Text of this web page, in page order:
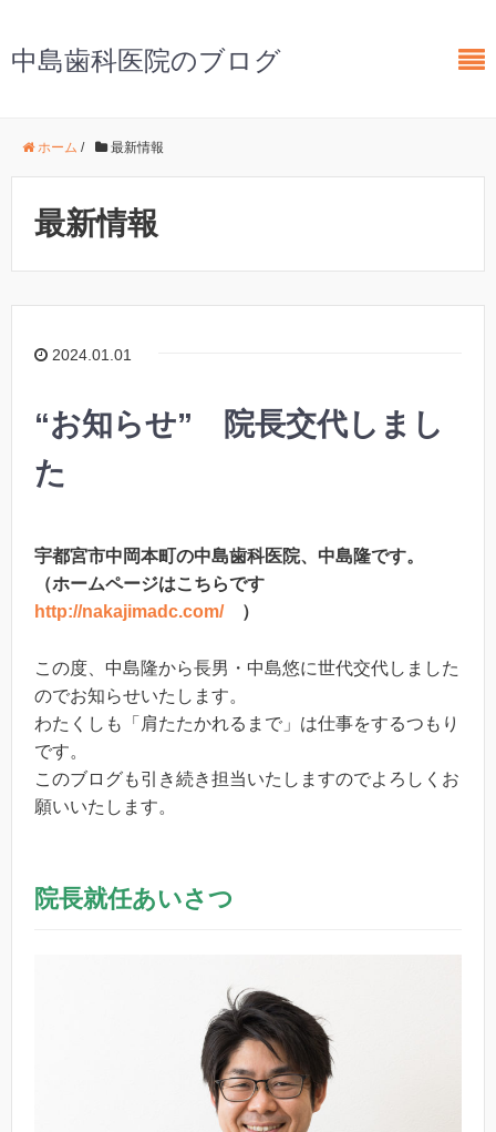
中島歯科医院のブログ
ホーム / 最新情報
最新情報
2024.01.01
“お知らせ” 院長交代しまし
た
宇都宮市中岡本町の中島歯科医院、中島隆です。
（ホームページはこちらです
http://nakajimadc.com/）
この度、中島隆から長男・中島悠に世代交代しました
のでお知らせいたします。
わたくしも「肩たたかれるまで」は仕事をするつもり
です。
このブログも引き続き担当いたしますのでよろしくお
願いいたします。
院長就任あいさつ